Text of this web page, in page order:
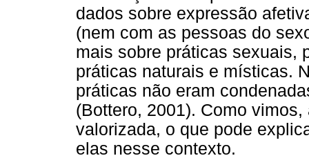
dados sobre expressão
(nem com as pessoas do
mais sobre práticas sexuais,
práticas naturais e místicas.
práticas não eram
(Bottero, 2001). Como
valorizada, o que pode
elas nesse contexto.